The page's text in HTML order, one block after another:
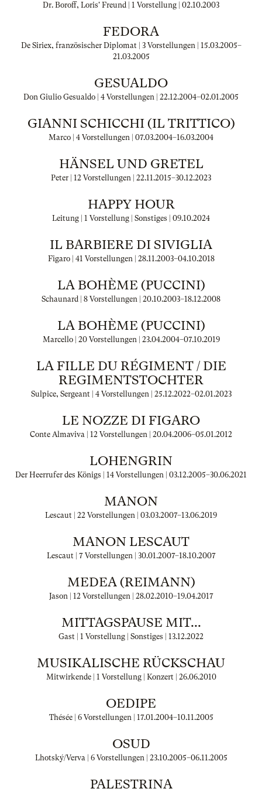
Dr. Boroff, Loris' Freund | 1 Vorstellung | 02.10.2003
FEDORA
De Siriex, französischer Diplomat | 3 Vorstellungen | 15.03.2005–
21.03.2005
GESUALDO
Don Giulio Gesualdo | 4 Vorstellungen | 22.12.2004–02.01.2005
GIANNI SCHICCHI (IL TRITTICO)
Marco | 4 Vorstellungen | 07.03.2004–16.03.2004
HÄNSEL UND GRETEL
Peter | 12 Vorstellungen | 22.11.2015–30.12.2023
HAPPY HOUR
Leitung | 1 Vorstellung | Sonstiges | 09.10.2024
IL BARBIERE DI SIVIGLIA
Figaro | 41 Vorstellungen | 28.11.2003–04.10.2018
LA BOHÈME (PUCCINI)
Schaunard | 8 Vorstellungen | 20.10.2003–18.12.2008
LA BOHÈME (PUCCINI)
Marcello | 20 Vorstellungen | 23.04.2004–07.10.2019
LA FILLE DU RÉGIMENT / DIE
REGIMENTSTOCHTER
Sulpice, Sergeant | 4 Vorstellungen | 25.12.2022–02.01.2023
LE NOZZE DI FIGARO
Conte Almaviva | 12 Vorstellungen | 20.04.2006–05.01.2012
LOHENGRIN
Der Heerrufer des Königs | 14 Vorstellungen | 03.12.2005–30.06.2021
MANON
Lescaut | 22 Vorstellungen | 03.03.2007–13.06.2019
MANON LESCAUT
Lescaut | 7 Vorstellungen | 30.01.2007–18.10.2007
MEDEA (REIMANN)
Jason | 12 Vorstellungen | 28.02.2010–19.04.2017
MITTAGSPAUSE MIT...
Gast | 1 Vorstellung | Sonstiges | 13.12.2022
MUSIKALISCHE RÜCKSCHAU
Mitwirkende | 1 Vorstellung | Konzert | 26.06.2010
OEDIPE
Thésée | 6 Vorstellungen | 17.01.2004–10.11.2005
OSUD
Lhotský/Verva | 6 Vorstellungen | 23.10.2005–06.11.2005
PALESTRINA